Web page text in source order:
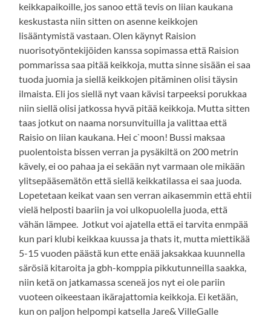
keikkapaikoille, jos sanoo että tevis on liian kaukana
keskustasta niin sitten on asenne keikkojen
lisääntymistä vastaan. Olen käynyt Raision
nuorisotyöntekijöiden kanssa sopimassa että Raision
pommarissa saa pitää keikkoja, mutta sinne sisään ei saa
tuoda juomia ja siellä keikkojen pitäminen olisi täysin
ilmaista. Eli jos siellä nyt vaan kävisi tarpeeksi porukkaa
niin siellä olisi jatkossa hyvä pitää keikkoja. Mutta sitten
taas jotkut on naama norsunvituilla ja valittaa että
Raisio on liian kaukana. Hei c`moon! Bussi maksaa
puolentoista bissen verran ja pysäkiltä on 200 metrin
kävely, ei oo pahaa ja ei sekään nyt varmaan ole mikään
ylitsepääsemätön että siellä keikkatilassa ei saa juoda.
Lopetetaan keikat vaan sen verran aikasemmin että ehtii
vielä helposti baariin ja voi ulkopuolella juoda, että
vähän lämpee. Jotkut voi ajatella että ei tarvita enmpää
kun pari klubi keikkaa kuussa ja thats it, mutta miettikää
5-15 vuoden päästä kun ette enää jaksakkaa kuunnella
särösiä kitaroita ja gbh-komppia pikkutunneilla saakka,
niin ketä on jatkamassa sceneä jos nyt ei ole pariin
vuoteen oikeestaan ikärajattomia keikkoja. Ei ketään,
kun on paljon helpompi katsella Jare& VilleGalle